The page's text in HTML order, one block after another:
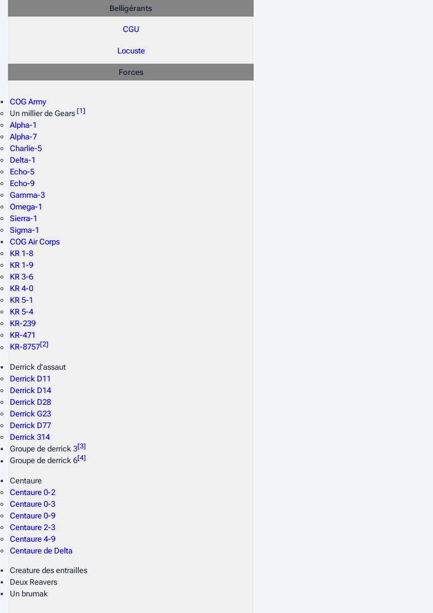
Belligérants
CGU
Locuste
Forces
COG Army
Un millier de Gears [1]
Alpha-1
Alpha-7
Charlie-5
Delta-1
Echo-5
Echo-9
Gamma-3
Omega-1
Sierra-1
Sigma-1
COG Air Corps
KR 1-8
KR 1-9
KR 3-6
KR 4-0
KR 5-1
KR 5-4
KR-239
KR-471
KR-8757[2]
Derrick d'assaut
Derrick D11
Derrick D14
Derrick D28
Derrick G23
Derrick D77
Derrick 314
Groupe de derrick 3[3]
Groupe de derrick 6[4]
Centaure
Centaure 0-2
Centaure 0-3
Centaure 0-9
Centaure 2-3
Centaure 4-9
Centaure de Delta
Creature des entrailles
Deux Reavers
Un brumak